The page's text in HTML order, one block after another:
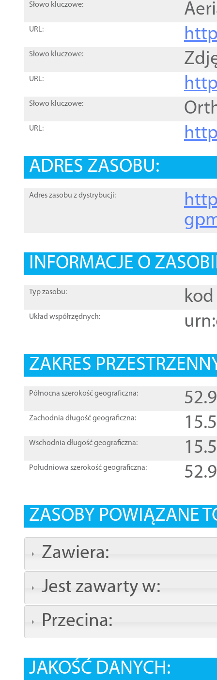
Słowo kluczowe:
URL:
Słowo kluczowe:
URL:
Słowo kluczowe:
URL:
ADRES ZASOBU:
Adres zasobu z dystrybucji:
INFORMACJE O
Typ zasobu: kod
Układ współrzędnych:
ZAKRES
Północna szerokość geograficzna:
Zachodnia długość geograficzna:
Wschodnia długość geograficzna:
Południowa szerokość geograficzna:
ZASOBY POWIĄZANE
Zawiera:
Jest zawarty w:
Przecina:
JAKOŚĆ DANYCH: